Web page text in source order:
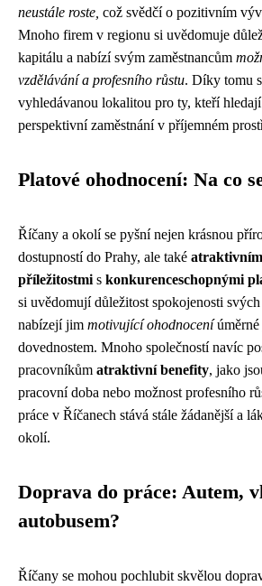
neustále roste, což svědčí o pozitivním
Mnoho firem v regionu si uvědomuje
kapitálu a nabízí svým zaměstnancům
vzdělávání a profesního růstu. Díky tomu
vyhledávanou lokalitou pro ty, kteří
perspektivní zaměstnání v příjemném
Platové ohodnocení: Na co
Říčany a okolí se pyšní nejen krásnou
dostupností do Prahy, ale také
příležitostmi s konkurenceschopnými
si uvědomují důležitost spokojenosti svých
nabízejí jim motivující ohodnoceníúměrné
dovednostem. Mnoho společností navíc
pracovníkům atraktivní benefity, jako
pracovní doba nebo možnost profesního
práce v Říčanech stává stále žádanější a
okolí.
Doprava do práce: Autem,
autobusem?
Říčany se mohou pochlubit skvělou